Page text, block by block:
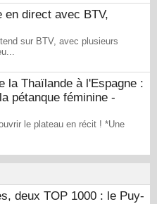
en direct avec BTV,
sur BTV, avec plusieurs
la Thaïlande à l'Espagne :
pétanque féminine -
le plateau en récit ! *Une
deux TOP 1000 : le Puy-